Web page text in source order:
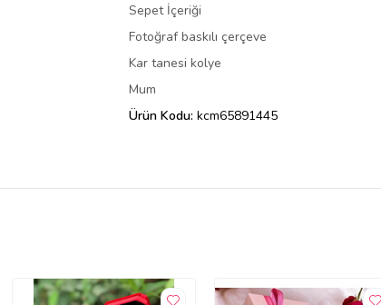
Sepet İçeriği
Fotoğraf baskılı çerçeve
Kar tanesi kolye
Mum
Ürün Kodu: kcm65891445